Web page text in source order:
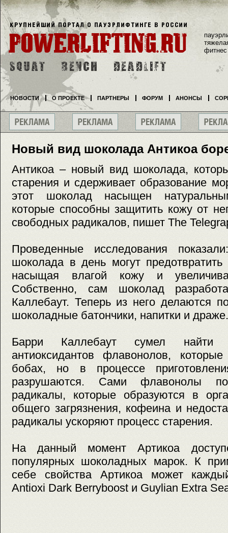
Новый вид шоколада Антикоа
Антикоа – новый вид шоколада,
старения и сдерживает образование
этот шоколад насыщен
которые способны защитить кожу от
свободных радикалов, пишет The
Проведенные исследования
шоколада в день могут
насыщая влагой кожу и
Собственно, сам шоколад
Каллебаут. Теперь из него делаются
шоколадные батончики, напитки и драже.
Барри Каллебаут сумел найти
антиоксидантов флавонолов,
бобах, но в процессе
разрушаются. Сами флавонолы
радикалы, которые образуются в
общего загрязнения, кофеина и
радикалы ускоряют процесс старения.
На данный момент Артикоа
популярных шоколадных марок. К
себе свойства Артикоа может
Antioxi Dark Berryboost и Guylian Extra
фитнес
НОВОСТИ О ПРОЕКТЕ ПАРТНЕРЫ ФОРУМ АНОНСЫ